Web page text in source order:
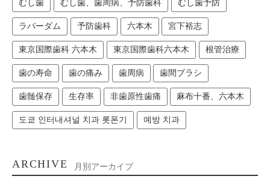
むし歯 むし歯、歯周病、予防歯科 むし歯予防
ラバーダム 予防歯科 六本木 宮下裕志
東京国際歯科 六本木 東京国際歯科六本木 根管治療
歯の寿命 歯の痛み 歯周病 歯間ブラシ
歯髄保存 生存率 非歯原性歯痛 麻布十番、六本木
도쿄 인터내셔널 치과 롯폰기 예방 치과
ARCHIVE 月別アーカイブ